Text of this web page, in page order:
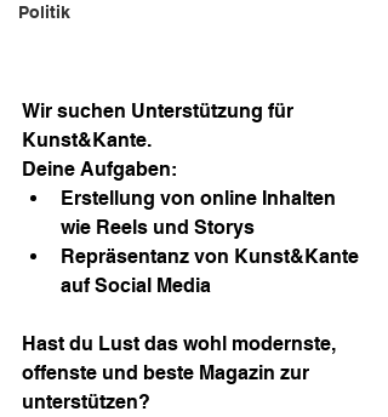
Politik
Wir suchen Unterstützung für
Kunst&Kante.
Deine Aufgaben:
Erstellung von online Inhalten
wie Reels und Storys
Repräsentanz von Kunst&Kante
auf Social Media
Hast du Lust das wohl modernste,
offenste und beste Magazin zur
unterstützen?